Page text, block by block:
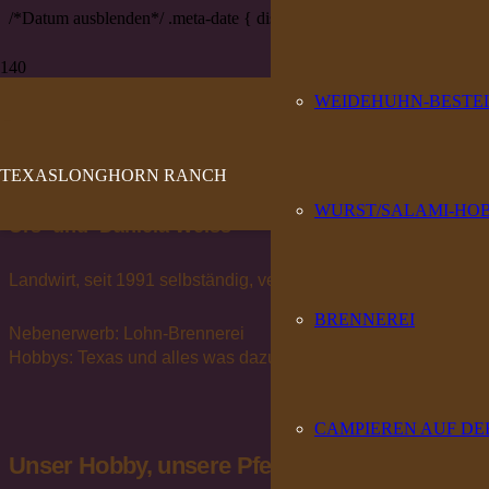
/*Datum ausblenden*/ .meta-date { display:none; }
TEXASLONGHORN RANCH
WEIDEHUHN-
WURST/SALAMI-
BRENNEREI
CAMPIEREN AUF
Urs und Daniela Weiss
Landwirt, seit 1991 selbständig, verheiratet mit Daniela
Nebenerwerb: Lohn-Brennerei
Hobbys: Texas und alles was dazu gehört, reiten und Country
Unser Hobby, unsere Pferde